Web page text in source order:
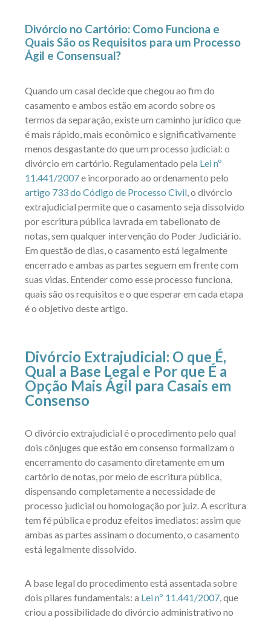
Divórcio no Cartório: Como Funciona e
Quais São os Requisitos para um Processo
Ágil e Consensual?
Quando um casal decide que chegou ao fim do
casamento e ambos estão em acordo sobre os
termos da separação, existe um caminho jurídico que
é mais rápido, mais econômico e significativamente
menos desgastante do que um processo judicial: o
divórcio em cartório. Regulamentado pela Lei nº
11.441/2007e incorporado ao ordenamento pelo
artigo 733 do Código de Processo Civil, o divórcio
extrajudicial permite que o casamento seja dissolvido
por escritura pública lavrada em tabelionato de
notas, sem qualquer intervenção do Poder Judiciário.
Em questão de dias, o casamento está legalmente
encerrado e ambas as partes seguem em frente com
suas vidas. Entender como esse processo funciona,
quais são os requisitos e o que esperar em cada etapa
é o objetivo deste artigo.
Divórcio Extrajudicial: O que É,
Qual a Base Legal e Por que É a
Opção Mais Ágil para Casais em
Consenso
O divórcio extrajudicial é o procedimento pelo qual
dois cônjuges que estão em consenso formalizam o
encerramento do casamento diretamente em um
cartório de notas, por meio de escritura pública,
dispensando completamente a necessidade de
processo judicial ou homologação por juiz. A escritura
tem fé pública e produz efeitos imediatos: assim que
ambas as partes assinam o documento, o casamento
está legalmente dissolvido.
A base legal do procedimento está assentada sobre
dois pilares fundamentais: a Lei nº 11.441/2007, que
criou a possibilidade do divórcio administrativo no